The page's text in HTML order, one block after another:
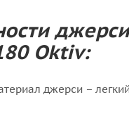
Oktiv:
джерси –